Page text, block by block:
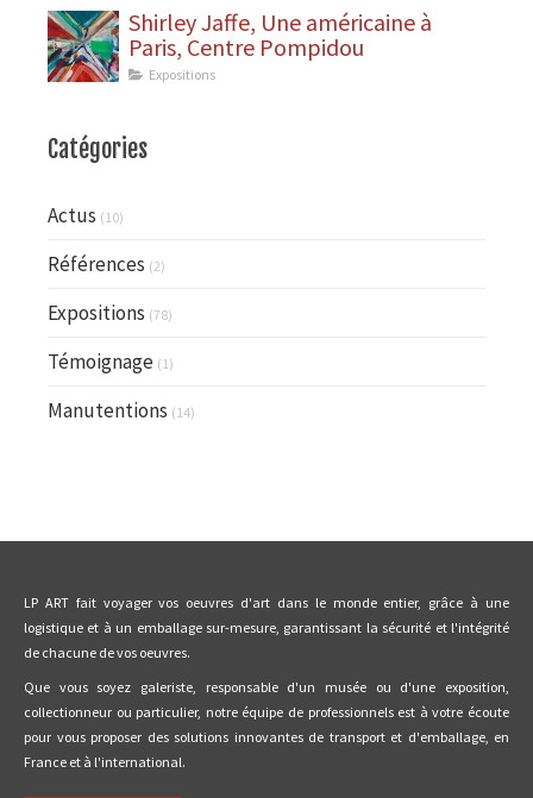
Shirley Jaffe, Une américaine à
Paris, Centre Pompidou
Expositions
Catégories
Actus (10)
Références (2)
Expositions (78)
Témoignage (1)
Manutentions (14)
LP ART fait voyager vos oeuvres d'art dans le monde entier, grâce à une
logistique et à un emballage sur-mesure, garantissant la sécurité et l'intégrité
de chacune de vos oeuvres.
Que vous soyez galeriste, responsable d'un musée ou d'une exposition,
collectionneur ou particulier, notre équipe de professionnels est à votre écoute
pour vous proposer des solutions innovantes de transport et d'emballage, en
France et à l'international.